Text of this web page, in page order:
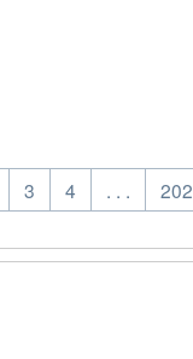
3 4 . . . 202